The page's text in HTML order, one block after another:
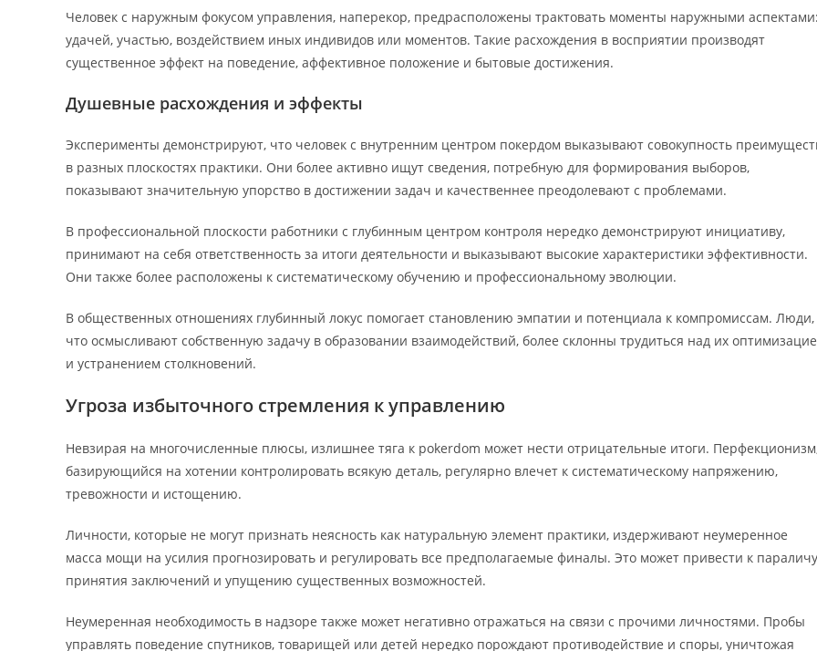
Человек с наружным фокусом управления, наперекор, предрасположены трактовать моменты наружными
удачей, участью, воздействием иных индивидов или моментов. Такие расхождения в восприятии производят
существенное эффект на поведение, аффективное положение и бытовые достижения.
Душевные расхождения и эффекты
Эксперименты демонстрируют, что человек с внутренним центром покердом выказывают совокупность
в разных плоскостях практики. Они более активно ищут сведения, потребную для формирования выборов,
показывают значительную упорство в достижении задач и качественнее преодолевают с проблемами.
В профессиональной плоскости работники с глубинным центром контроля нередко демонстрируют инициативу,
принимают на себя ответственность за итоги деятельности и выказывают высокие характеристики эффективности.
Они также более расположены к систематическому обучению и профессиональному эволюции.
В общественных отношениях глубинный локус помогает становлению эмпатии и потенциала к компромиссам. Люди,
что осмысливают собственную задачу в образовании взаимодействий, более склонны трудиться над их
и устранением столкновений.
Угроза избыточного стремления к управлению
Невзирая на многочисленные плюсы, излишнее тяга к pokerdom может нести отрицательные итоги.
базирующийся на хотении контролировать всякую деталь, регулярно влечет к систематическому напряжению,
тревожности и истощению.
Личности, которые не могут признать неясность как натуральную элемент практики, издерживают неумеренное
масса мощи на усилия прогнозировать и регулировать все предполагаемые финалы. Это может привести к параличу
принятия заключений и упущению существенных возможностей.
Неумеренная необходимость в надзоре также может негативно отражаться на связи с прочими личностями. Пробы
управлять поведение спутников, товарищей или детей нередко порождают противодействие и споры, уничтожая